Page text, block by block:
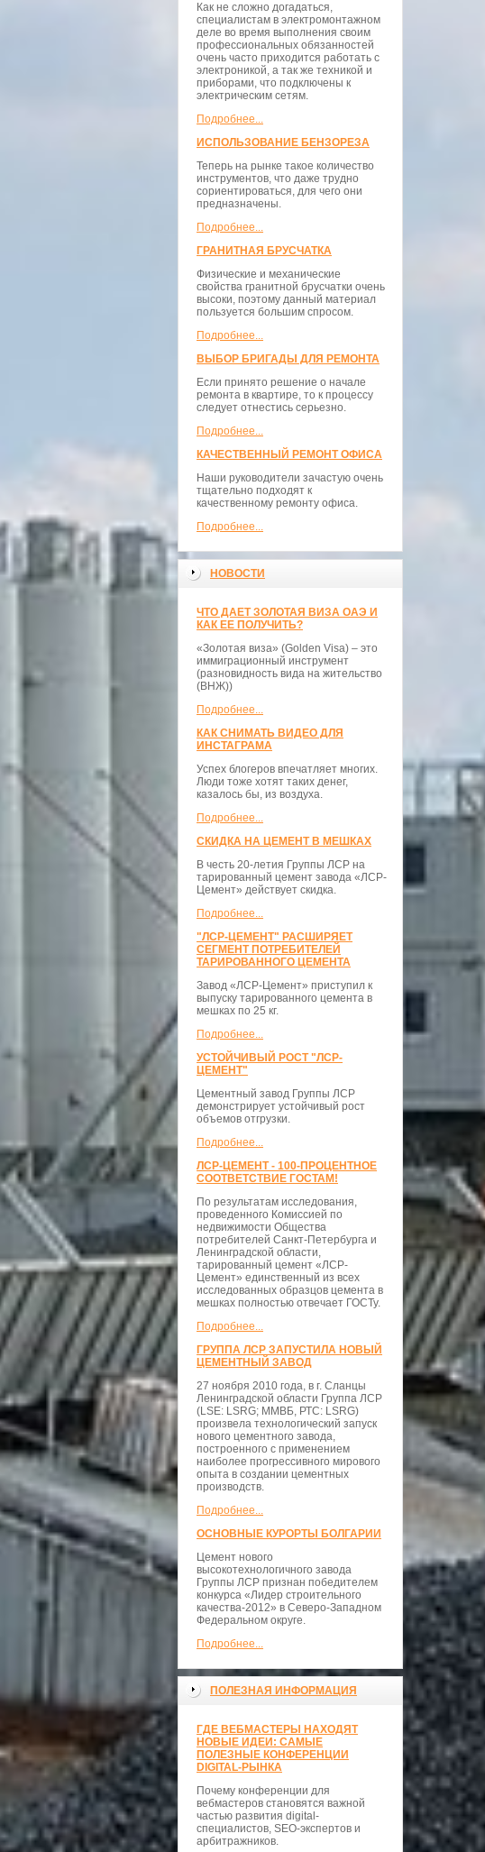
Как не сложно догадаться,
специалистам в электромонтажном
деле во время выполнения своим
профессиональных обязанностей
очень часто приходится работать с
электроникой, а так же техникой и
приборами, что подключены к
электрическим сетям.
Подробнее...
ИСПОЛЬЗОВАНИЕ БЕНЗОРЕЗА
Теперь на рынке такое количество
инструментов, что даже трудно
сориентироваться, для чего они
предназначены.
Подробнее...
ГРАНИТНАЯ БРУСЧАТКА
Физические и механические
свойства гранитной брусчатки очень
высоки, поэтому данный материал
пользуется большим спросом.
Подробнее...
ВЫБОР БРИГАДЫ ДЛЯ РЕМОНТА
Если принято решение о начале
ремонта в квартире, то к процессу
следует отнестись серьезно.
Подробнее...
КАЧЕСТВЕННЫЙ РЕМОНТ ОФИСА
Наши руководители зачастую очень
тщательно подходят к
качественному ремонту офиса.
Подробнее...
НОВОСТИ
ЧТО ДАЕТ ЗОЛОТАЯ ВИЗА ОАЭ И
КАК ЕЕ ПОЛУЧИТЬ?
«Золотая виза» (Golden Visa) – это
иммиграционный инструмент
(разновидность вида на жительство
(ВНЖ))
Подробнее...
КАК СНИМАТЬ ВИДЕО ДЛЯ
ИНСТАГРАМА
Успех блогеров впечатляет многих.
Люди тоже хотят таких денег,
казалось бы, из воздуха.
Подробнее...
СКИДКА НА ЦЕМЕНТ В МЕШКАХ
В честь 20-летия Группы ЛСР на
тарированный цемент завода «ЛСР-
Цемент» действует скидка.
Подробнее...
"ЛСР-ЦЕМЕНТ" РАСШИРЯЕТ
СЕГМЕНТ ПОТРЕБИТЕЛЕЙ
ТАРИРОВАННОГО ЦЕМЕНТА
Завод «ЛСР-Цемент» приступил к
выпуску тарированного цемента в
мешках по 25 кг.
Подробнее...
УСТОЙЧИВЫЙ РОСТ "ЛСР-
ЦЕМЕНТ"
Цементный завод Группы ЛСР
демонстрирует устойчивый рост
объемов отгрузки.
Подробнее...
ЛСР-ЦЕМЕНТ - 100-ПРОЦЕНТНОЕ
СООТВЕТСТВИЕ ГОСТАМ!
По результатам исследования,
проведенного Комиссией по
недвижимости Общества
потребителей Санкт-Петербурга и
Ленинградской области,
тарированный цемент «ЛСР-
Цемент» единственный из всех
исследованных образцов цемента в
мешках полностью отвечает ГОСТу.
Подробнее...
ГРУППА ЛСР ЗАПУСТИЛА НОВЫЙ
ЦЕМЕНТНЫЙ ЗАВОД
27 ноября 2010 года, в г. Сланцы
Ленинградской области Группа ЛСР
(LSE: LSRG; ММВБ, РТС: LSRG)
произвела технологический запуск
нового цементного завода,
построенного с применением
наиболее прогрессивного мирового
опыта в создании цементных
производств.
Подробнее...
ОСНОВНЫЕ КУРОРТЫ БОЛГАРИИ
Цемент нового
высокотехнологичного завода
Группы ЛСР признан победителем
конкурса «Лидер строительного
качества-2012» в Северо-Западном
Федеральном округе.
Подробнее...
ПОЛЕЗНАЯ ИНФОРМАЦИЯ
ГДЕ ВЕБМАСТЕРЫ НАХОДЯТ
НОВЫЕ ИДЕИ: САМЫЕ
ПОЛЕЗНЫЕ КОНФЕРЕНЦИИ
DIGITAL-РЫНКА
Почему конференции для
вебмастеров становятся важной
частью развития digital-
специалистов, SEO-экспертов и
арбитражников.